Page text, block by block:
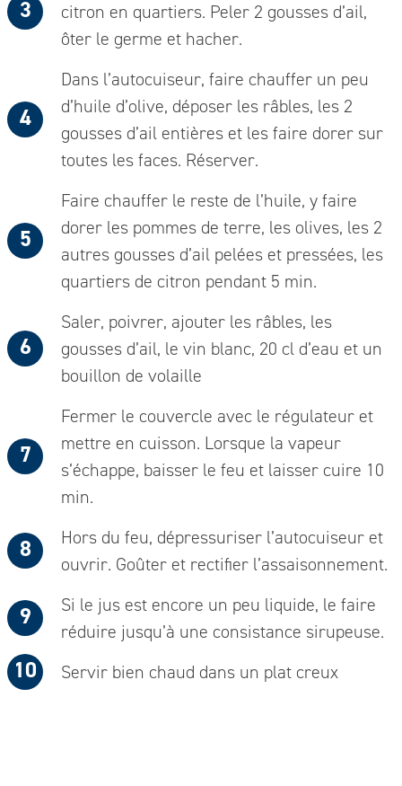
citron en quartiers. Peler 2 gousses d’ail,
ôter le germe et hacher.
Dans l’autocuiseur, faire chauffer un peu
d’huile d’olive, déposer les râbles, les 2
gousses d’ail entières et les faire dorer sur
toutes les faces. Réserver.
Faire chauffer le reste de l’huile, y faire
dorer les pommes de terre, les olives, les 2
autres gousses d’ail pelées et pressées, les
quartiers de citron pendant 5 min.
Saler, poivrer, ajouter les râbles, les
gousses d’ail, le vin blanc, 20 cl d’eau et un
bouillon de volaille
Fermer le couvercle avec le régulateur et
mettre en cuisson. Lorsque la vapeur
s’échappe, baisser le feu et laisser cuire 10
min.
Hors du feu, dépressuriser l’autocuiseur et
ouvrir. Goûter et rectifier l’assaisonnement.
Si le jus est encore un peu liquide, le faire
réduire jusqu’à une consistance sirupeuse.
Servir bien chaud dans un plat creux